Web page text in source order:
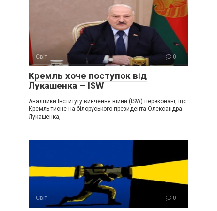
Світ 0
Крeмль хоче поступок від
Лукaшенка – ISW
Аналітики Інституту вивчення війни (ISW) переконані, що
Кремль тисне на білоруського президента Олександра
Лукашенка,
Світ 0